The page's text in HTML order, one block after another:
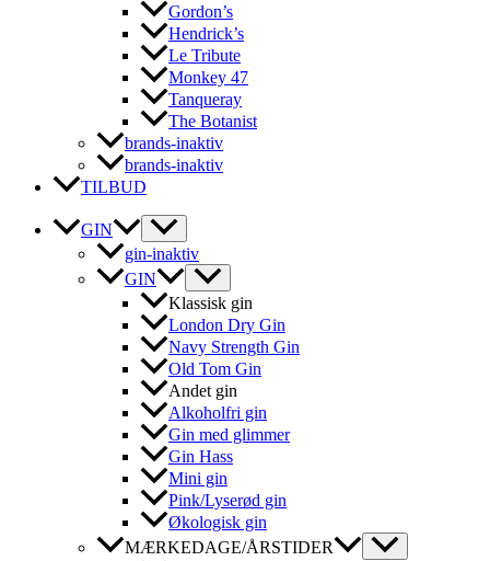
Gordon’s
Hendrick’s
Le Tribute
Monkey 47
Tanqueray
The Botanist
brands-inaktiv
brands-inaktiv
TILBUD
GIN
gin-inaktiv
GIN
Klassisk gin
London Dry Gin
Navy Strength Gin
Old Tom Gin
Andet gin
Alkoholfri gin
Gin med glimmer
Gin Hass
Mini gin
Pink/Lyserød gin
Økologisk gin
MÆRKEDAGE/ÅRSTIDER